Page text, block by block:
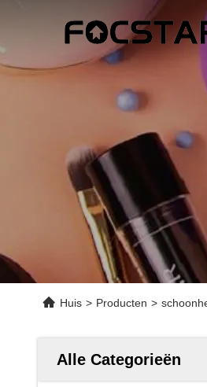
Huis > Producten >
Alle Categorieën